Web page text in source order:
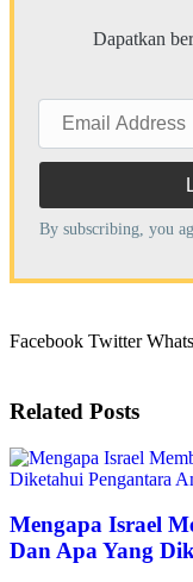
Dapatkan
Email
Address
By subscribing, you
Facebook Twitter
Related Posts
Mengapa Israel
Dan Apa Yang